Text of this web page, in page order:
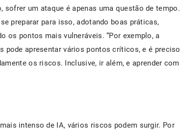
sofrer um ataque é apenas uma questão de tempo.
preparar para isso, adotando boas práticas,
os pontos mais vulneráveis. “Por exemplo, a
pode apresentar vários pontos críticos, e é preciso
os riscos. Inclusive, ir além, e aprender com
intenso de IA, vários riscos podem surgir. Por